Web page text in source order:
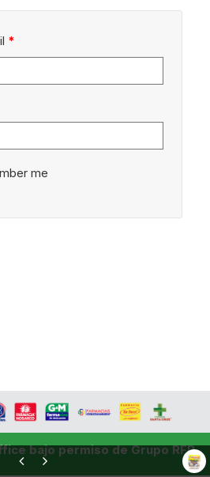
*
me
bajo permiso de Grupo RFP